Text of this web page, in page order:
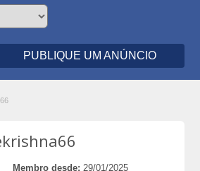
PUBLIQUE UM ANÚNCIO
Membro desde: 29/01/2025